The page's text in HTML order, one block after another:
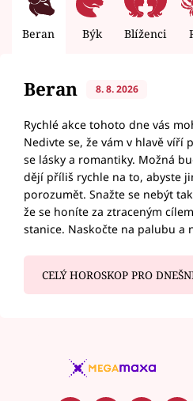
Beran Býk Blíženci
Beran 8. 8. 2026
Rychlé akce tohoto dne vás
Nedivte se, že vám v hlavě
se lásky a romantiky. Možná
dějí příliš rychle na to, abyste
porozumět. Snažte se nebýt
že se honíte za ztraceným
stanice. Naskočte na palubu a
CELÝ HOROSKOP PRO